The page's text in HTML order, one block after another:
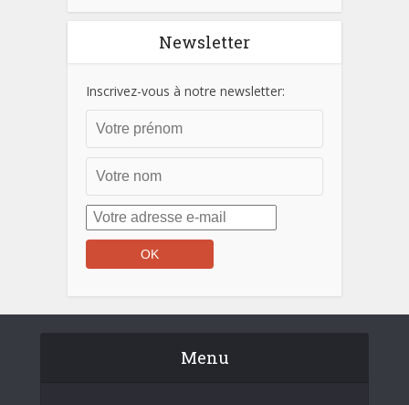
Newsletter
Inscrivez-vous à notre newsletter:
Menu